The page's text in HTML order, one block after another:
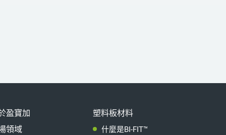
盈寶加
領域
塑料板材料
什麼是BI-FIT™